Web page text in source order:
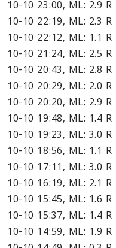
10-10 23:00, ML: 2.9 R
10-10 22:19, ML: 2.3 R
10-10 22:12, ML: 1.1 R
10-10 21:24, ML: 2.5 R
10-10 20:43, ML: 2.8 R
10-10 20:29, ML: 2.0 R
10-10 20:20, ML: 2.9 R
10-10 19:48, ML: 1.4 R
10-10 19:23, ML: 3.0 R
10-10 18:56, ML: 1.1 R
10-10 17:11, ML: 3.0 R
10-10 16:19, ML: 2.1 R
10-10 15:45, ML: 1.6 R
10-10 15:37, ML: 1.4 R
10-10 14:59, ML: 1.9 R